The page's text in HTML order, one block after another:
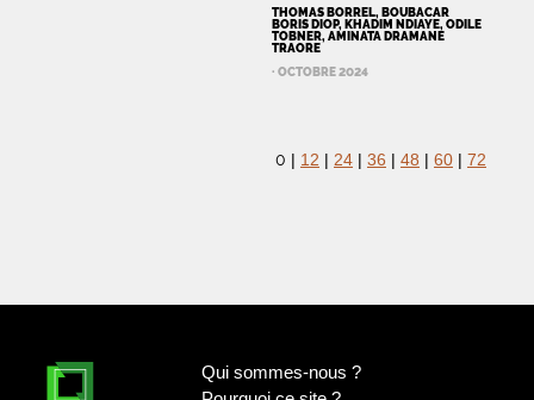
THOMAS BORREL, BOUBACAR
BORIS DIOP, KHADIM NDIAYE, ODILE
TOBNER, AMINATA DRAMANE
TRAORE
· OCTOBRE 2024
0 | 12 | 24 | 36 | 48 | 60 | 72
Qui sommes-nous ?